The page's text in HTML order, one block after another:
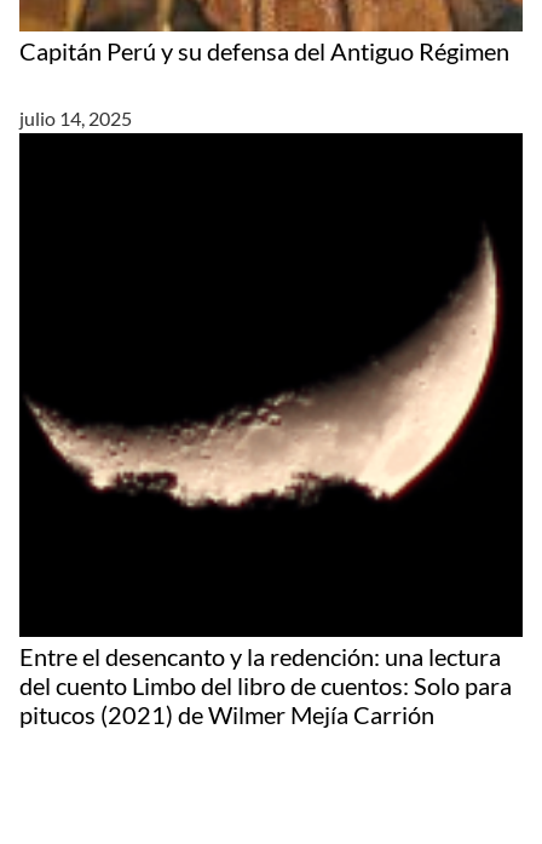
Capitán Perú y su defensa del Antiguo Régimen
julio 14, 2025
Entre el desencanto y la redención: una lectura
del cuento Limbo del libro de cuentos: Solo para
pitucos (2021) de Wilmer Mejía Carrión